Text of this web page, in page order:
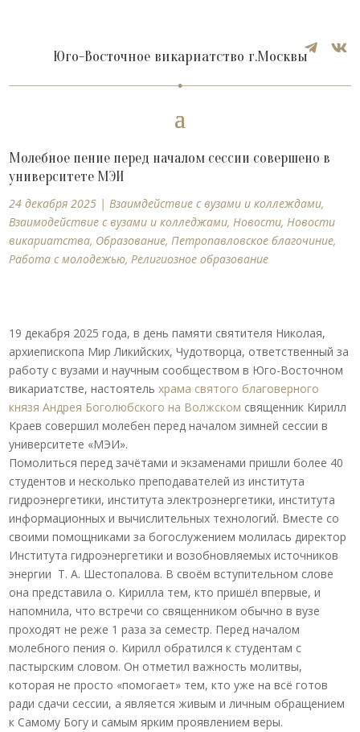
 
Юго-Восточное викариатство г.Москвы
Молебное пение перед началом сессии совершено в
университете МЭИ
24 декабря 2025 |Взаимдействие с вузами и коллеждами,
Взаимодействие с вузами и колледжами,Новости,Новости
викариатства, Образование,Петропавловское благочиние,
Работа с молодежью,Религиозное образование
19 декабря 2025 года, в день памяти святителя Николая,
архиепископа Мир Ликийских, Чудотворца, ответственный за
работу с вузами и научным сообществом в Юго-Восточном
викариатстве, настоятельхрама святого благоверного
князя Андрея Боголюбского на Волжском священник Кирилл
Краев совершил молебен перед началом зимней сессии в
университете «МЭИ».
Помолиться перед зачётами и экзаменами пришли более 40
студентов и несколько преподавателей из института
гидроэнергетики, института электроэнергетики, института
информационных и вычислительных технологий. Вместе со
своими помощниками за богослужением молилась директор
Института гидроэнергетики и возобновляемых источников
энергии Т. А. Шестопалова. В своём вступительном слове
она представила о. Кирилла тем, кто пришёл впервые, и
напомнила, что встречи со священником обычно в вузе
проходят не реже 1 раза за семестр. Перед началом
молебного пения о. Кирилл обратился к студентам с
пастырским словом. Он отметил важность молитвы,
которая не просто «помогает» тем, кто уже на всё готов
ради сдачи сессии, а является живым и личным обращением
к Самому Богу и самым ярким проявлением веры.